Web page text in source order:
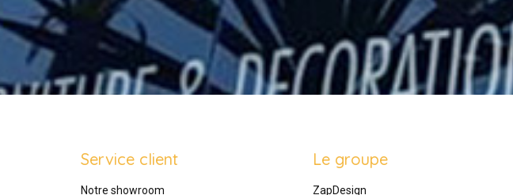
Service client
Notre showroom
Le groupe
ZapDesign